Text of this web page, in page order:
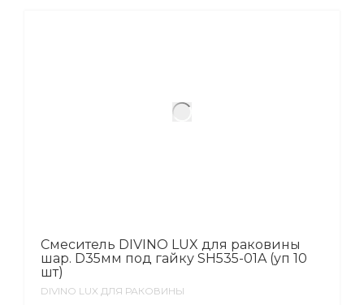
Смеситель DIVINO LUX для раковины
шар. D35мм под гайку SH535-01A (уп 10
шт)
DIVINO LUX ДЛЯ РАКОВИНЫ